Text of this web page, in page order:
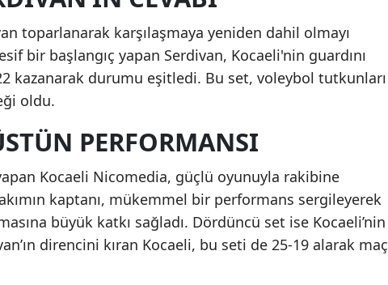
Kastamonu
Kayseri
Kırklareli
Kocaeli
Konya
Kütahya
Malatya
toparlanarak karşılaşmaya yeniden dahil olmayı
bir başlangıç yapan Serdivan, Kocaeli'nin guardını
kazanarak durumu eşitledi. Bu set, voleybol tutkunları
oldu.
PERFORMANSI
Kocaeli Nicomedia, güçlü oyunuyla rakibine
kaptanı, mükemmel bir performans sergileyerek
büyük katkı sağladı. Dördüncü set ise Kocaeli’nin
direncini kıran Kocaeli, bu seti de 25-19 alarak